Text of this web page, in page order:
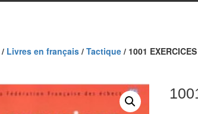
/ Livres en français / Tactique / 1001